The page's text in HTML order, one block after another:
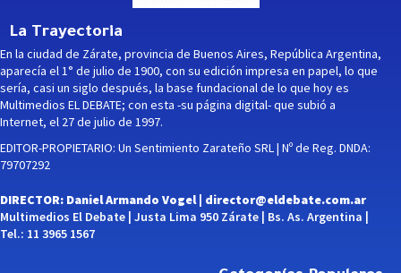
La Trayectoria
En la ciudad de Zárate, provincia de Buenos Aires, República Argentina,
aparecía el 1° de julio de 1900, con su edición impresa en papel, lo que
sería, casi un siglo después, la base fundacional de lo que hoy es
Multimedios EL DEBATE; con esta -su página digital- que subió a
Internet, el 27 de julio de 1997.
EDITOR-PROPIETARIO: Un Sentimiento Zarateño SRL | Nº de Reg. DNDA:
79707292
DIRECTOR: Daniel Armando Vogel | director@eldebate.com.ar
Multimedios El Debate | Justa Lima 950 Zárate | Bs. As. Argentina |
Tel.: 11 3965 1567